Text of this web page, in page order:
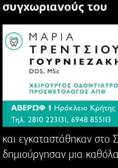
συγχωριανούς του
και εγκαταστάθηκαν στο
δημιούργησαν μια καθόλα